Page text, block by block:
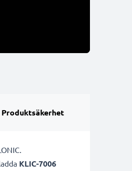
Produktsäkerhet
KLIC-7006